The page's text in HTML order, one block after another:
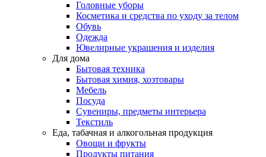
Головные уборы
Косметика и средства по уходу за телом
Обувь
Одежда
Ювелирные украшения и изделия
Для дома
Бытовая техника
Бытовая химия, хозтовары
Мебель
Посуда
Сувениры, предметы интерьера
Текстиль
Еда, табачная и алкогольная продукция
Овощи и фрукты
Продукты питания